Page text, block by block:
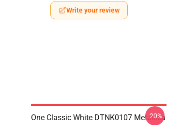
Write your review
One Classic White DTNK0107 Metallica
-20%